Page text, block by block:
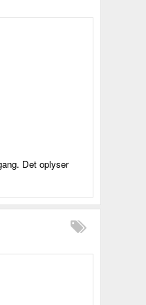
Det oplyser